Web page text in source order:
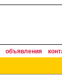
объявления